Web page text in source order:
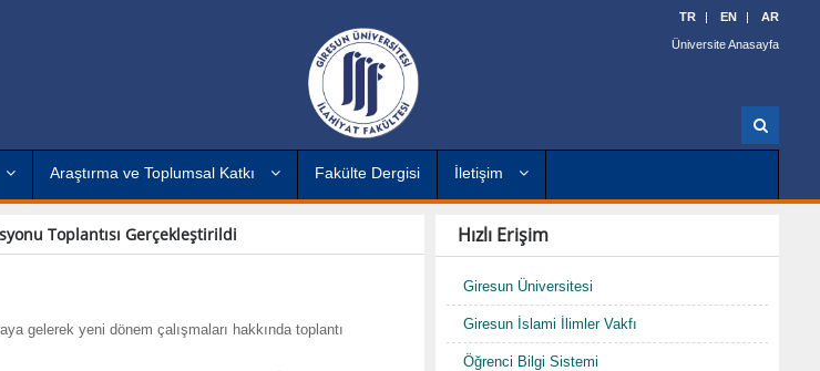
TR EN AR
Üniversite Anasayfa
r
Araştırma ve Toplumsal Katkı Fakülte Dergisi İletişim
Toplantısı Gerçekleştirildi
gelerek yeni dönem çalışmaları hakkında toplantı
Hızlı Erişim
Giresun Üniversitesi
Giresun İslami İlimler Vakfı
Öğrenci Bilgi Sistemi